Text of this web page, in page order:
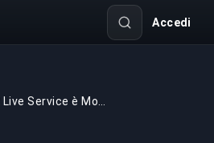
Accedi